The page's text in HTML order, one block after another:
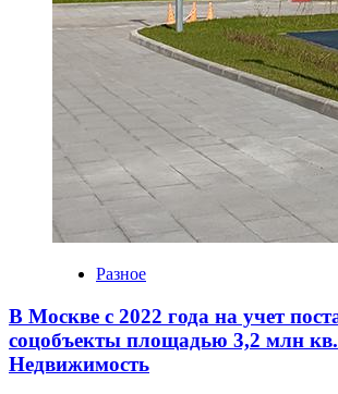
Разное
В Москве с 2022 года на учет
соцобъекты площадью 3,2 млн
Недвижимость